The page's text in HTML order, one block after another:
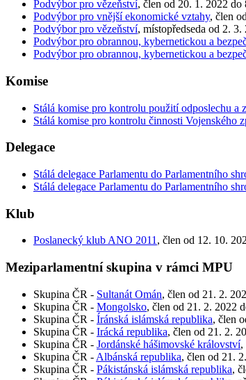
Podvýbor pro vězeňství, člen od 20. 1. 2022 do
Podvýbor pro vnější ekonomické vztahy, člen
Podvýbor pro vězeňství, místopředseda od 2.
Podvýbor pro obrannou, kybernetickou a
Podvýbor pro obrannou, kybernetickou a
Komise
Stálá komise pro kontrolu použití odposlechu
Stálá komise pro kontrolu činnosti Vojenského
Delegace
Stálá delegace Parlamentu do Parlamentního
Stálá delegace Parlamentu do Parlamentního
Klub
Poslanecký klub ANO 2011, člen od 12. 10.
Meziparlamentní skupina v rámci MPU
Skupina ČR - Sultanát Omán, člen od 21. 2.
Skupina ČR - Mongolsko, člen od 21. 2. 2022
Skupina ČR - Íránská islámská republika, člen
Skupina ČR - Irácká republika, člen od 21. 2.
Skupina ČR - Jordánské hášimovské království,
Skupina ČR - Albánská republika, člen od 21.
Skupina ČR - Pákistánská islámská republika,